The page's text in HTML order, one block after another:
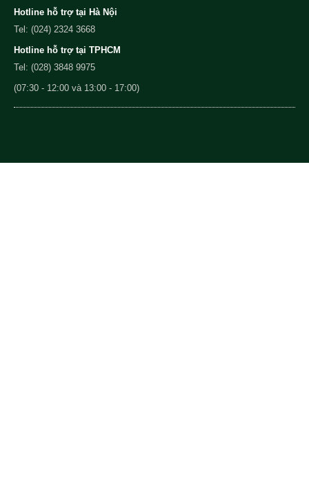
Hotline hỗ trợ tại Hà Nội
Tel: (024) 2324 3668
Hotline hỗ trợ tại TPHCM
Tel: (028) 3848 9975
(07:30 - 12:00 và 13:00 - 17:00)